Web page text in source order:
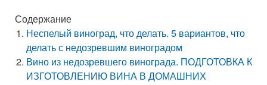
Содержание
Неспелый виноград, что делать. 5 вариантов, что
делать с недозревшим виноградом
Вино из недозревшего винограда. ПОДГОТОВКА К
ИЗГОТОВЛЕНИЮ ВИНА В ДОМАШНИХ